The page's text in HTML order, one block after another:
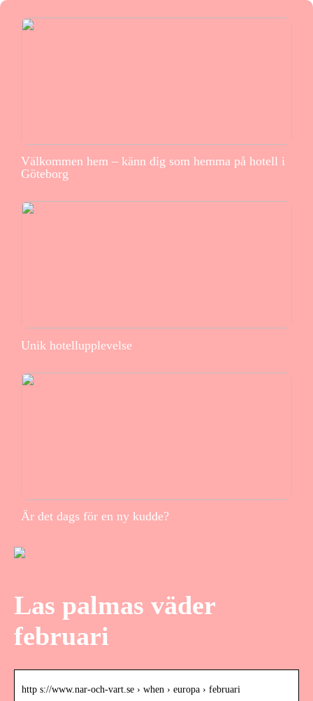
Välkommen hem – känn dig som hemma på hotell i
Göteborg
Unik hotellupplevelse
Är det dags för en ny kudde?
Las palmas väder
februari
http s://www.nar-och-vart.se › when › europa › februari